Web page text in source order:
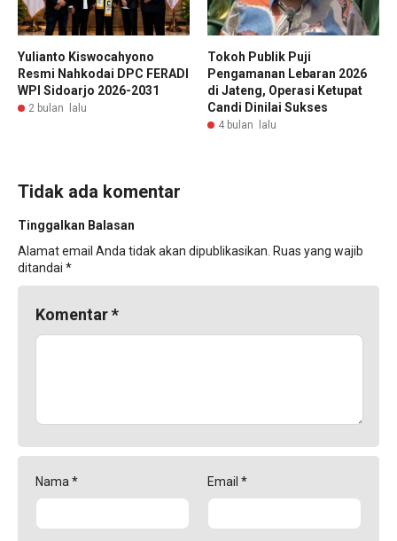
Yulianto Kiswocahyono
Resmi Nahkodai DPC FERADI
WPI Sidoarjo 2026-2031
2 bulan lalu
Tokoh Publik Puji
Pengamanan Lebaran 2026
di Jateng, Operasi Ketupat
Candi Dinilai Sukses
4 bulan lalu
Tidak ada komentar
Tinggalkan Balasan
Alamat email Anda tidak akan dipublikasikan. Ruas yang wajib
ditandai *
Komentar*
Nama * Email *